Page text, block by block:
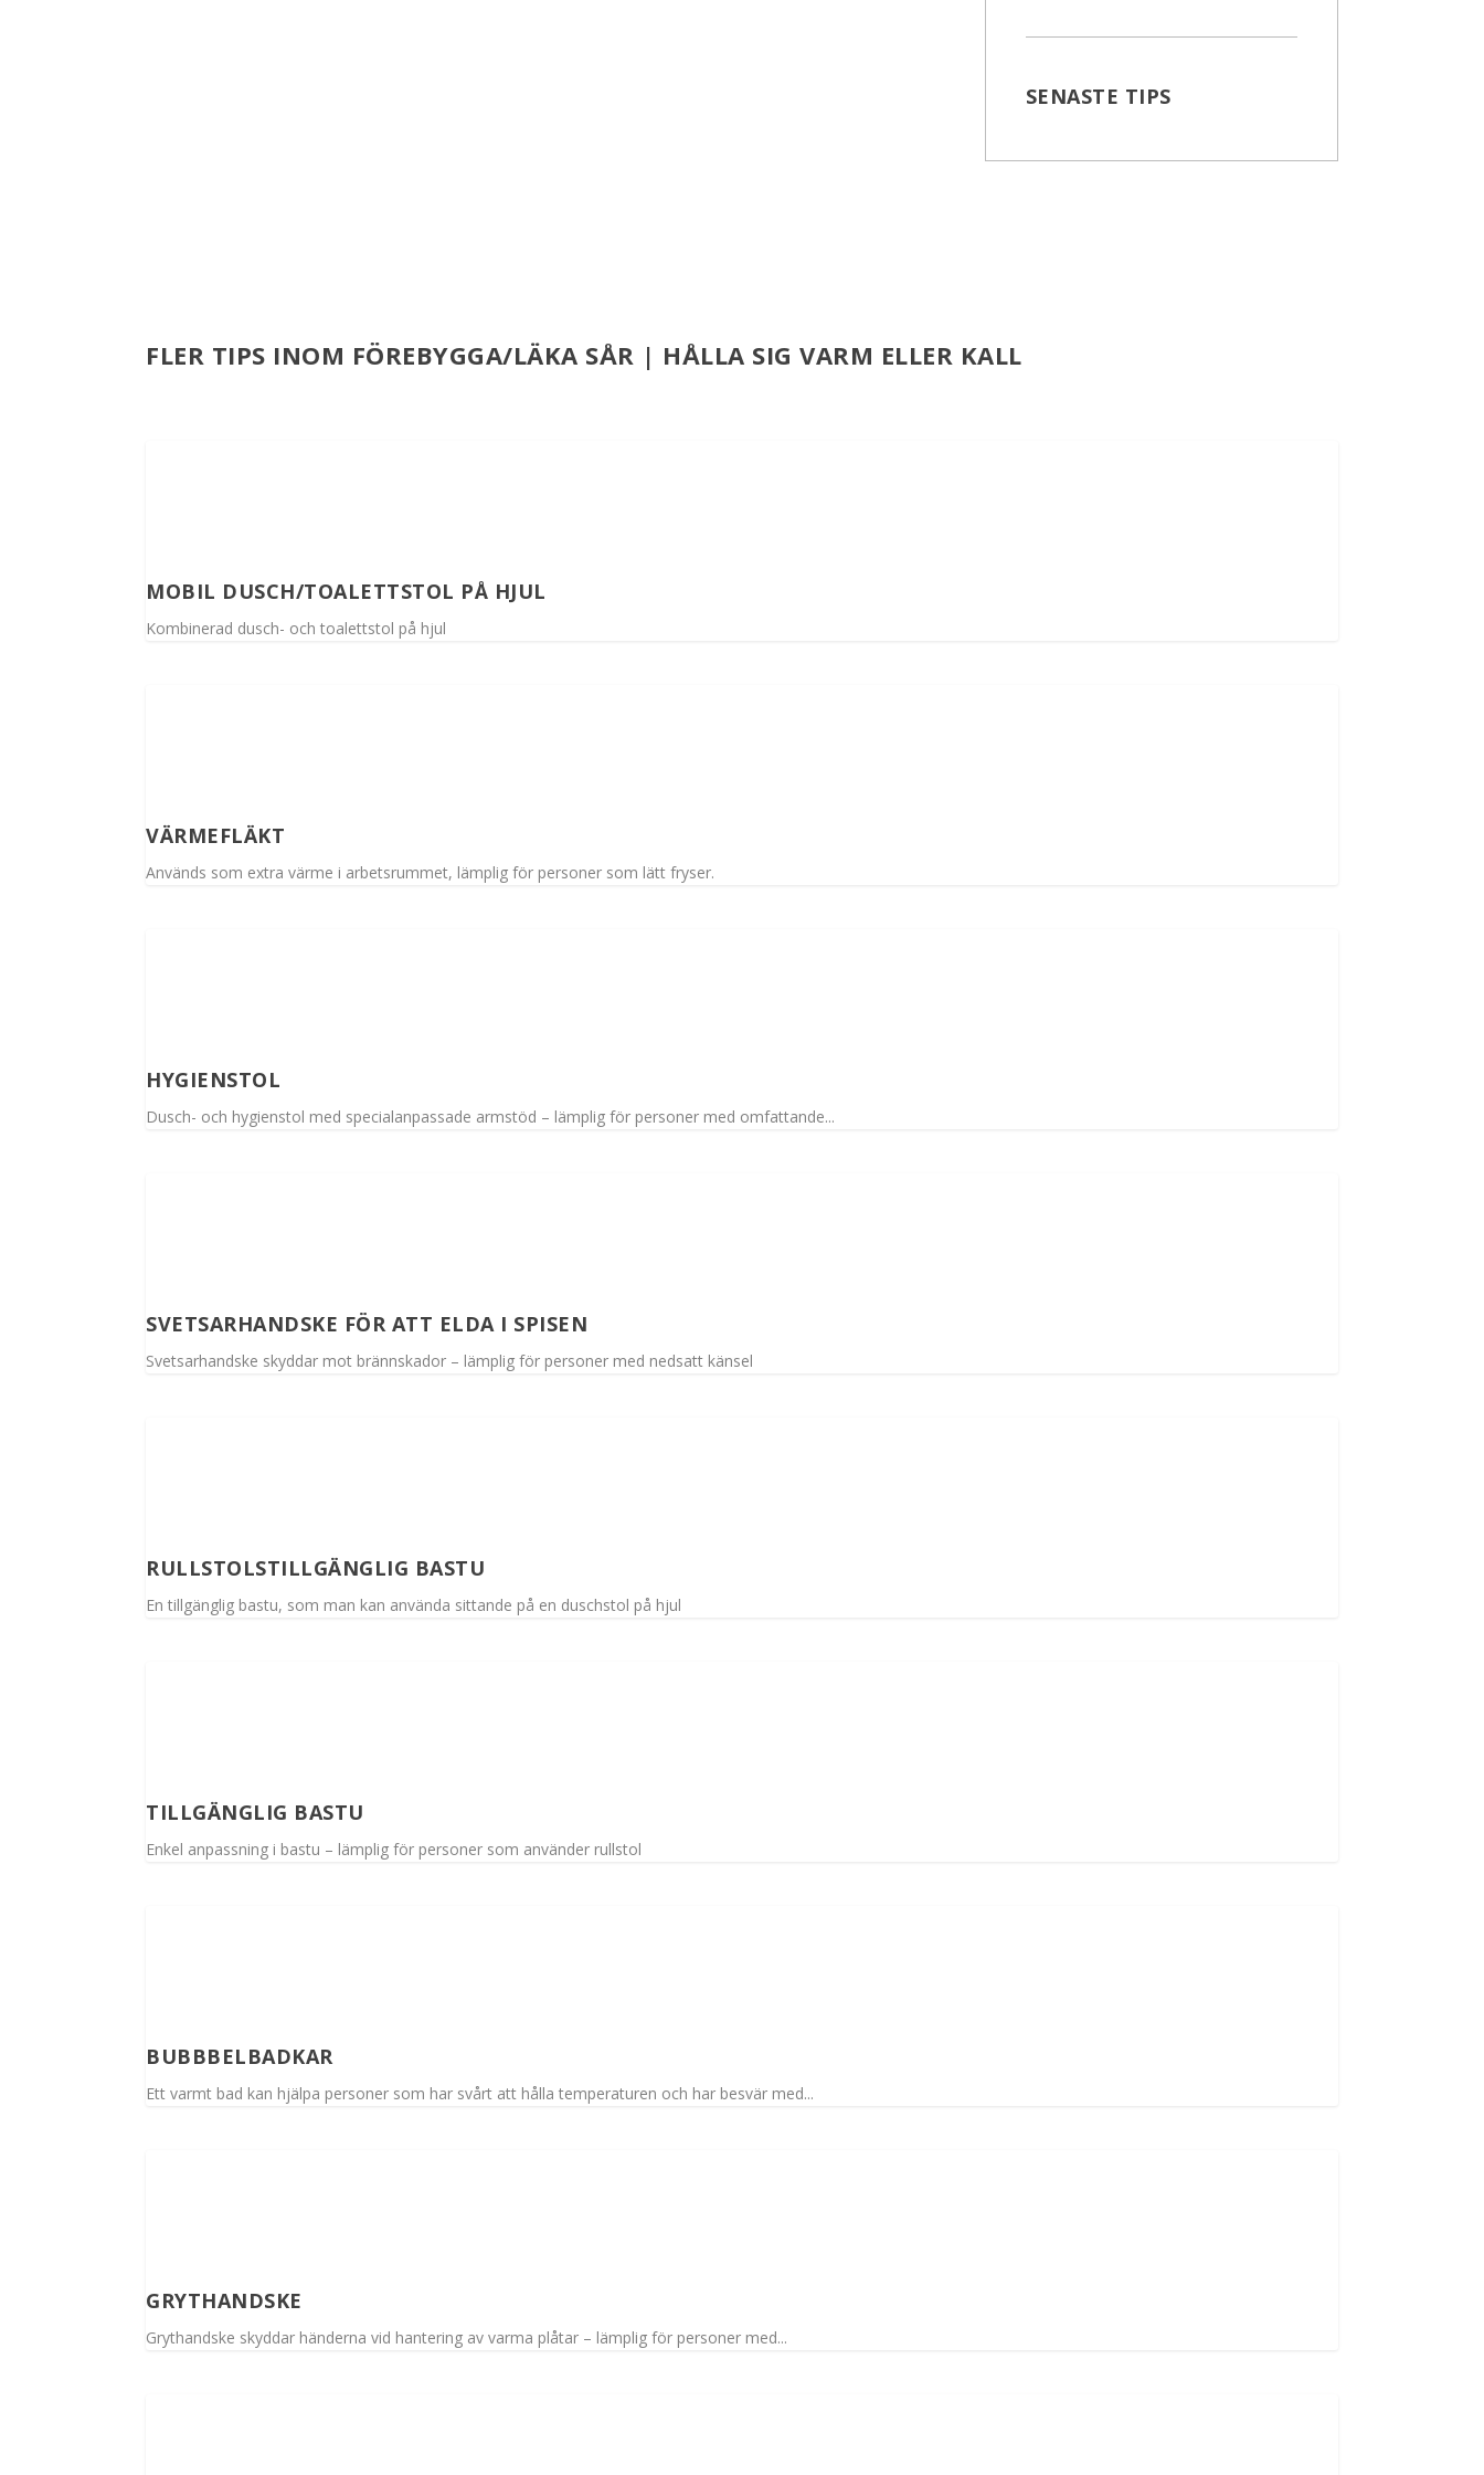
SENASTE TIPS
FLER TIPS INOM FÖREBYGGA/LÄKA SÅR | HÅLLA SIG VARM ELLER KALL
MOBIL DUSCH/TOALETTSTOL PÅ HJUL
Kombinerad dusch- och toalettstol på hjul
VÄRMEFLÄKT
Används som extra värme i arbetsrummet, lämplig för personer som lätt fryser.
HYGIENSTOL
Dusch- och hygienstol med specialanpassade armstöd – lämplig för personer med omfattande...
SVETSARHANDSKE FÖR ATT ELDA I SPISEN
Svetsarhandske skyddar mot brännskador – lämplig för personer med nedsatt känsel
RULLSTOLSTILLGÄNGLIG BASTU
En tillgänglig bastu, som man kan använda sittande på en duschstol på hjul
TILLGÄNGLIG BASTU
Enkel anpassning i bastu – lämplig för personer som använder rullstol
BUBBBELBADKAR
Ett varmt bad kan hjälpa personer som har svårt att hålla temperaturen och har besvär med...
GRYTHANDSKE
Grythandske skyddar händerna vid hantering av varma plåtar – lämplig för personer med...